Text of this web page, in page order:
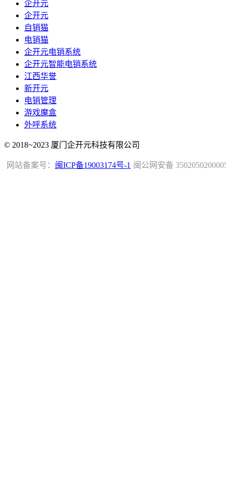
企开元
企开元
自销猫
电销猫
企开元电销系统
企开元智能电销系统
江西华誉
新开元
电销管理
游戏魔盒
外呼系统
© 2018~2023 厦门企开元科技有限公司
闽公网安备
网站备案号： 闽ICP备19003174号-1